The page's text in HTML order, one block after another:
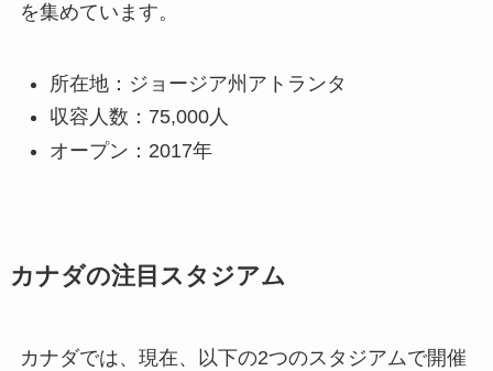
を集めています。
所在地：ジョージア州アトランタ
収容人数：75,000人
オープン：2017年
カナダの注目スタジアム
カナダでは、現在、以下の2つのスタジアムで開催